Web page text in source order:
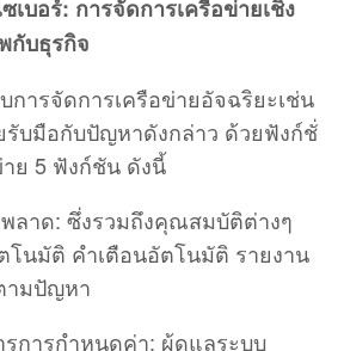
เบอร์: การจัดการเครือข่ายเชิง
กับธุรกิจ
จัดการเครือข่ายอัจฉริยะเช่น
รับมือกับปัญหาดังกล่าว ด้วยฟังก์ชั่
ย 5 ฟังก์ชัน ดังนี้
ลาด: ซึ่งรวมถึงคุณสมบัติต่างๆ
โนมัติ คําเตือนอัตโนมัติ รายงาน
ามปัญหา
รกําหนดค่า: ผู้ดูแลระบบ